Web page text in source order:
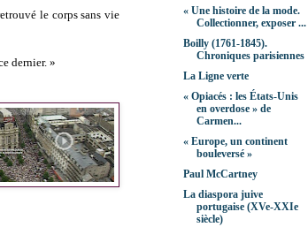
le corps sans vie
dernier. »
« Une histoire de la mode.
Collectionner, exposer ...
Boilly (1761-1845).
Chroniques parisiennes
La Ligne verte
« Opiacés : les États-Unis
en overdose » de
Carmen...
« Europe, un continent
bouleversé »
Paul McCartney
La diaspora juive
portugaise (XVe-XXIe
siècle)